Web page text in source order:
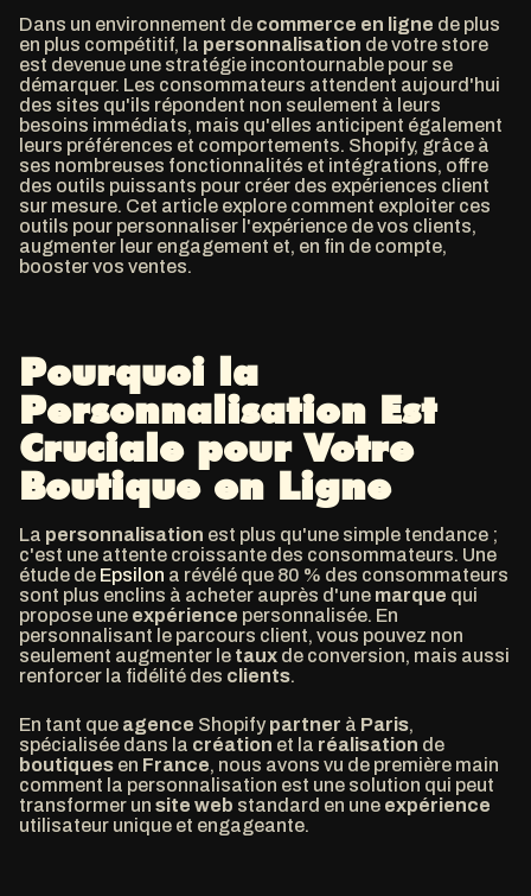
Dans un environnement de commerce en ligne de plus
en plus compétitif, la personnalisation de votre store
est devenue une stratégie incontournable pour se
démarquer. Les consommateurs attendent aujourd'hui
des sites qu'ils répondent non seulement à leurs
besoins immédiats, mais qu'elles anticipent également
leurs préférences et comportements. Shopify, grâce à
ses nombreuses fonctionnalités et intégrations, offre
des outils puissants pour créer des expériences client
sur mesure. Cet article explore comment exploiter ces
outils pour personnaliser l'expérience de vos clients,
augmenter leur engagement et, en fin de compte,
booster vos ventes.
Pourquoi la
Personnalisation Est
Cruciale pour Votre
Boutique en Ligne
La personnalisation est plus qu'une simple tendance ;
c'est une attente croissante des consommateurs. Une
étude de Epsilon a révélé que 80 % des consommateurs
sont plus enclins à acheter auprès d'une marque qui
propose une expérience personnalisée. En
personnalisant le parcours client, vous pouvez non
seulement augmenter le taux de conversion, mais aussi
renforcer la fidélité des clients.
En tant que agence Shopifypartner à Paris,
spécialisée dans la création et la réalisation de
boutiques en France, nous avons vu de première main
comment la personnalisation est une solution qui peut
transformer un site web standard en une expérience
utilisateur unique et engageante.